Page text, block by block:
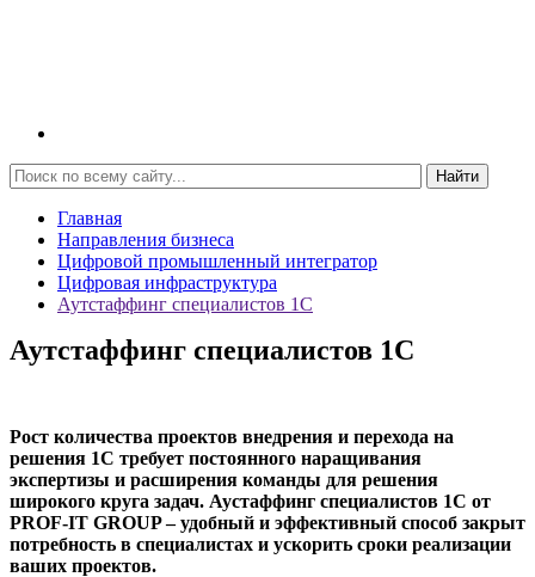
Найти
Главная
Направления бизнеса
Цифровой промышленный интегратор
Цифровая инфраструктура
Аутстаффинг специалистов 1С
Аутстаффинг специалистов 1С
Рост количества проектов внедрения и перехода на
решения 1С требует постоянного наращивания
экспертизы и расширения команды для решения
широкого круга задач. Аустаффинг специалистов 1С от
PROF-IT GROUP – удобный и эффективный способ закрыт
потребность в специалистах и ускорить сроки реализации
ваших проектов.